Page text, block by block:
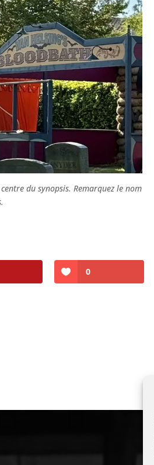
du synopsis. Remarquez le nom
0